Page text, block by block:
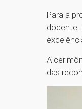
Para a
docente.
A
das